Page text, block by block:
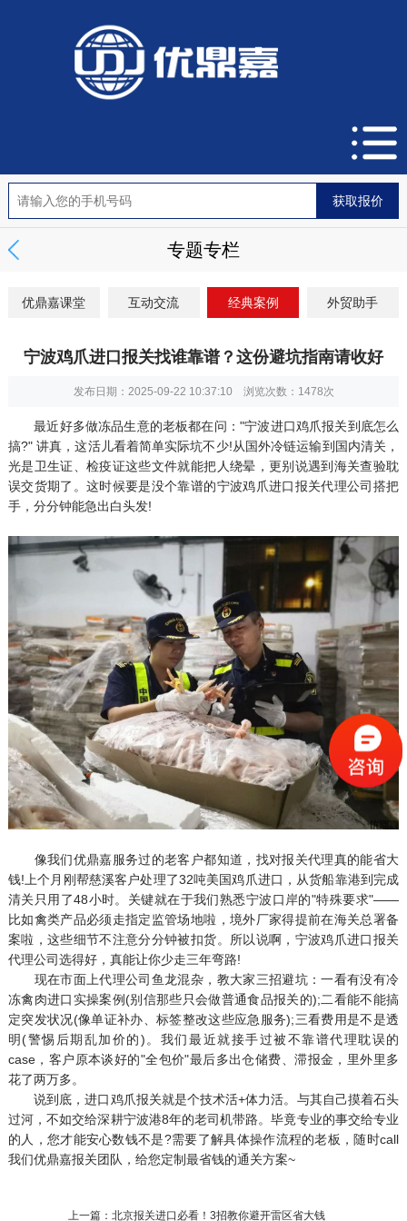
专题专栏
优鼎嘉课堂 互动交流 经典案例 外贸助手
宁波鸡爪进口报关找谁靠谱？这份避坑指南请收好
发布日期：2025-09-22 10:37:10 浏览次数： 1478次
最近好多做冻品生意的老板都在问："宁波进口鸡爪报关到底怎么
搞?" 讲真，这活儿看着简单实际坑不少!从国外冷链运输到国内清关，
光是卫生证、检疫证这些文件就能把人绕晕，更别说遇到海关查验耽
误交货期了。这时候要是没个靠谱的宁波鸡爪进口报关代理公司搭把
手，分分钟能急出白头发!
像我们优鼎嘉服务过的老客户都知道，找对报关代理真的能省大
钱!上个月刚帮慈溪客户处理了32吨美国鸡爪进口，从货船靠港到完成
清关只用了48小时。关键就在于我们熟悉宁波口岸的"特殊要求"——
比如禽类产品必须走指定监管场地啦，境外厂家得提前在海关总署备
案啦，这些细节不注意分分钟被扣货。所以说啊，宁波鸡爪进口报关
代理公司选得好，真能让你少走三年弯路!
现在市面上代理公司鱼龙混杂，教大家三招避坑：一看有没有冷
冻禽肉进口实操案例(别信那些只会做普通食品报关的);二看能不能搞
定突发状况(像单证补办、标签整改这些应急服务);三看费用是不是透
明(警惕后期乱加价的)。我们最近就接手过被不靠谱代理耽误的
case，客户原本谈好的"全包价"最后多出仓储费、滞报金，里外里多
花了两万多。
说到底，进口鸡爪报关就是个技术活+体力活。与其自己摸着石头
过河，不如交给深耕宁波港8年的老司机带路。毕竟专业的事交给专业
的人，您才能安心数钱不是?需要了解具体操作流程的老板，随时call
我们优鼎嘉报关团队，给您定制最省钱的通关方案~
上一篇：北京报关进口必看！3招教你避开雷区省大钱